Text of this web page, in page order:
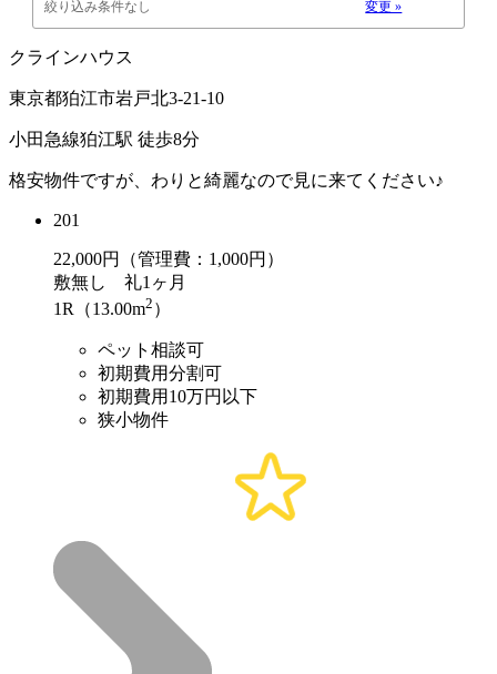
絞り込み条件なし 変更 »
クラインハウス
東京都狛江市岩戸北3-21-10
小田急線狛江駅 徒歩8分
格安物件ですが、わりと綺麗なので見に来てください♪
201
22,000円（管理費：1,000円）
敷無し 礼1ヶ月
1R（13.00m2 ）
ペット相談可
初期費用分割可
初期費用10万円以下
狭小物件